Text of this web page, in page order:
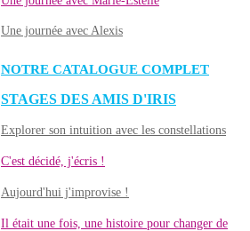
Une journée avec Alexis
NOTRE CATALOGUE COMPLET
STAGES DES AMIS D'IRIS
Explorer son intuition avec les constellations
C'est décidé, j'écris !
Aujourd'hui j'improvise !
Il était une fois, une histoire pour changer de